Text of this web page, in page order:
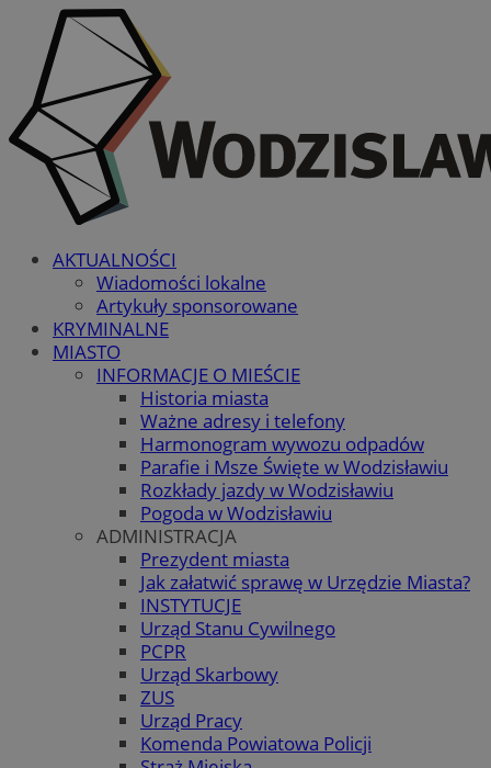
AKTUALNOŚCI
Wiadomości lokalne
Artykuły sponsorowane
KRYMINALNE
MIASTO
INFORMACJE O MIEŚCIE
Historia miasta
Ważne adresy i telefony
Harmonogram wywozu odpadów
Parafie i Msze Święte w Wodzisławiu
Rozkłady jazdy w Wodzisławiu
Pogoda w Wodzisławiu
ADMINISTRACJA
Prezydent miasta
Jak załatwić sprawę w Urzędzie Miasta?
INSTYTUCJE
Urząd Stanu Cywilnego
PCPR
Urząd Skarbowy
ZUS
Urząd Pracy
Komenda Powiatowa Policji